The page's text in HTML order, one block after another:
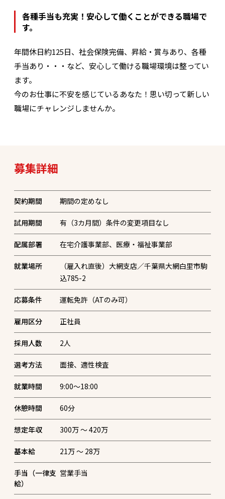
各種手当も充実！安心して働くことができる職場で
す。
年間休日約125日、社会保険完備、昇給・賞与あり、各種
手当あり・・・など、安心して働ける職場環境は整ってい
ます。
今のお仕事に不安を感じているあなた！思い切って新しい
職場にチャレンジしませんか。
募集詳細
契約期間 期間の定めなし
試用期間 有（3カ月間）条件の変更項目なし
配属部署 在宅介護事業部、医療・福祉事業部
就業場所
（雇入れ直後）大網支店／千葉県大網白里市駒
込785-2
応募条件 運転免許（ATのみ可）
雇用区分 正社員
採用人数 2人
選考方法 面接、適性検査
就業時間 9:00～18:00
休憩時間 60分
想定年収 300万 〜 420万
基本給 21万 〜 28万
手当（一律支
給）
営業手当